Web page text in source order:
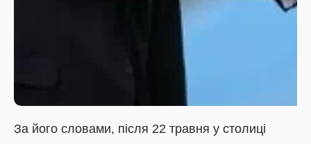
За його словами, після 22 травня у столиці